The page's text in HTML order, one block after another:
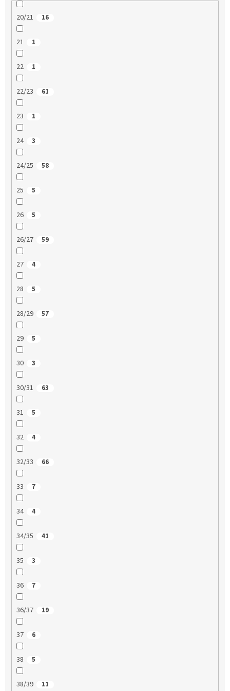
20/21 16
21 1
22 1
22/23 61
23 1
24 3
24/25 58
25 5
26 5
26/27 59
27 4
28 5
28/29 57
29 5
30 3
30/31 63
31 5
32 4
32/33 66
33 7
34 4
34/35 41
35 3
36 7
36/37 19
37 6
38 5
38/39 11